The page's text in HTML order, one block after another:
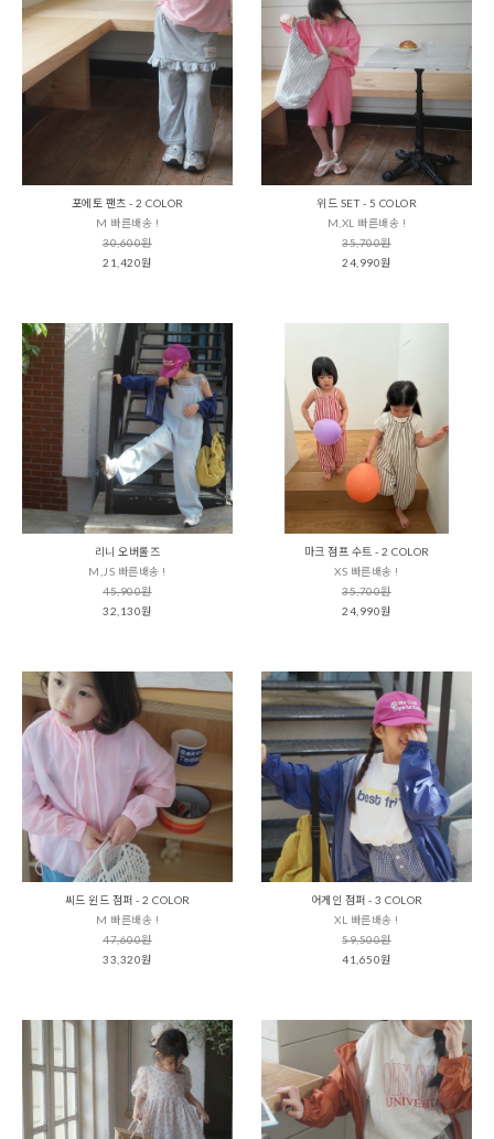
포에토 팬츠 - 2 COLOR
M 빠른배송 !
30,600원
21,420원
위드 SET - 5 COLOR
M,XL 빠른배송 !
35,700원
24,990원
리니 오버롤즈
M,JS 빠른배송 !
45,900원
32,130원
마크 점프 수트 - 2 COLOR
XS 빠른배송 !
35,700원
24,990원
씨드 윈드 점퍼 - 2 COLOR
M 빠른배송 !
47,600원
33,320원
어게인 점퍼 - 3 COLOR
XL 빠른배송 !
59,500원
41,650원